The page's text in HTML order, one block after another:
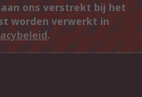
ons verstrekt bij het
worden verwerkt in
.